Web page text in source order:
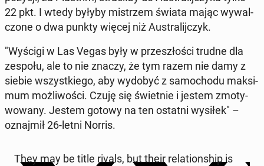
22 pkt. I wtedy byłyby mi­strzem świata mając wy­wal­
czo­ne o dwa punkty więcej niż Au­stra­lij­czyk.
"Wyścigi w Las Vegas były w prze­szło­ści trudne dla
zespołu, ale to nie znaczy, że tym razem nie damy z
siebie wszyst­kie­go, aby wydobyć z sa­mo­cho­du mak­si­
mum moż­li­wo­ści. Czuję się świet­nie i jestem zmo­ty­
wo­wa­ny. Jestem gotowy na ten ostatni wysiłek" –
oznaj­mił 26-letni Norris.
They may be title rivals, but their re­la­tion­ship is